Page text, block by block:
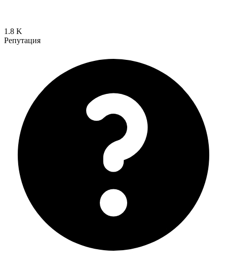
1.8 K
Репутация